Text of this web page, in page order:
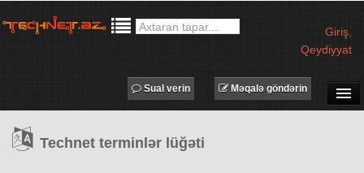
Giriş
Qeydiyyat
Məqalə göndərin
Sual verin
Technet terminlər lüğəti